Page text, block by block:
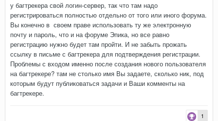
у багтрекера свой логин-сервер, так что там надо
регистрироваться полностью отдельно от того или иного форума.
Вы конечно в своем праве использовать ту же электронную
почту и пароль, что и на форуме Эпика, но все равно
регистрацию нужно будет там пройти. И не забыть прожать
ссылку в письме с багтрекера для подтверждения регистрации.
Проблемы с входом именно после создания нового пользователя
на багтрекере? там не столько имя Вы задаете, сколько ник, под
которым будут публиковаться задачи и Ваши комменты на
багтрекере.
1